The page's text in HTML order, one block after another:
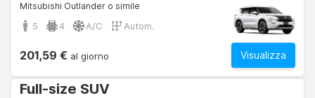
Mitsubishi Outlander o simile
5 4 A/C Autom.
Visualizza
201,59 € al giorno
Full-size SUV